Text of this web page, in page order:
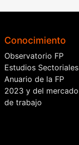
Conocimiento
Observatorio FP
Estudios Sectoriales
Anuario de la FP
2023 y del mercado
de trabajo